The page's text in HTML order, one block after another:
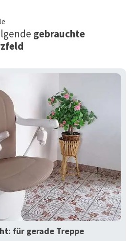
gebrauchte
für gerade Treppe